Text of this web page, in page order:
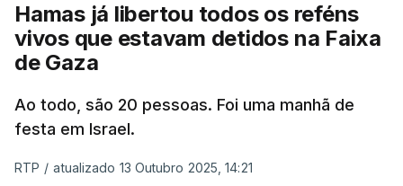
Hamas já libertou todos os reféns
vivos que estavam detidos na Faixa
de Gaza
Ao todo, são 20 pessoas. Foi uma manhã de
festa em Israel.
RTP / atualizado 13 Outubro 2025, 14:21